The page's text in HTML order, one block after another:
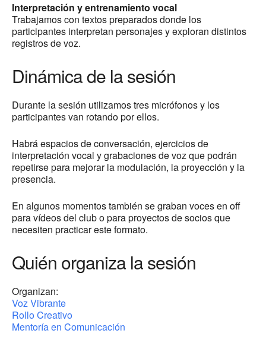
Interpretación y entrenamiento vocal
Trabajamos con textos preparados donde los
participantes interpretan personajes y exploran distintos
registros de voz.
Dinámica de la sesión
Durante la sesión utilizamos tres micrófonos y los
participantes van rotando por ellos.
Habrá espacios de conversación, ejercicios de
interpretación vocal y grabaciones de voz que podrán
repetirse para mejorar la modulación, la proyección y la
presencia.
En algunos momentos también se graban voces en off
para vídeos del club o para proyectos de socios que
necesiten practicar este formato.
Quién organiza la sesión
Organizan:
Voz Vibrante
Rollo Creativo
Mentoría en Comunicación